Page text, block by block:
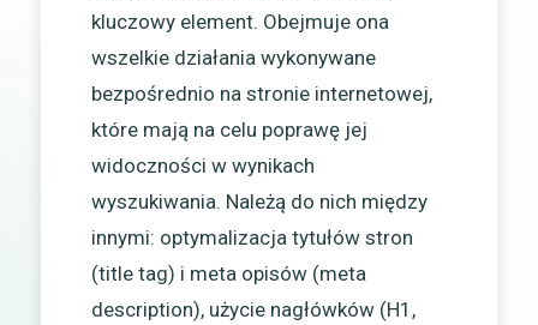
kluczowy element. Obejmuje ona
wszelkie działania wykonywane
bezpośrednio na stronie internetowej,
które mają na celu poprawę jej
widoczności w wynikach
wyszukiwania. Należą do nich między
innymi: optymalizacja tytułów stron
(title tag) i meta opisów (meta
description), użycie nagłówków (H1,